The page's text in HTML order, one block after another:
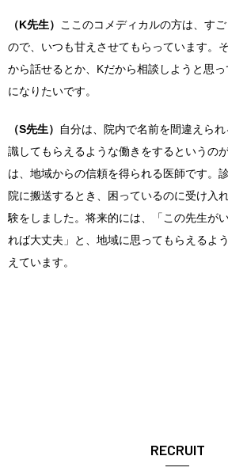
（K先生）
ここのコメディカルの方は、す
ので、いつも甘えさせてもらっています。
から話せるとか、Kだから相談しようと思
になりたいです。
（S先生）
自分は、院内で名前を間違えら
識してもらえるような働きをするというの
は、地域からの信頼を得られる医師です。
院に搬送するとき、困っているのに受け入
験をしました。将来的には、「この先生が
れば大丈夫」と、地域に思ってもらえるよ
えています。
RECRUIT